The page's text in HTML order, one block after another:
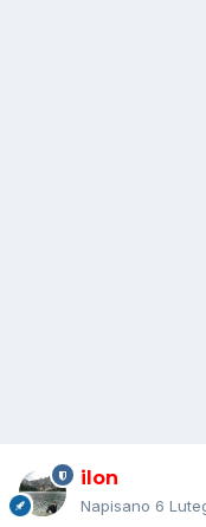
ilon
Napisano 6